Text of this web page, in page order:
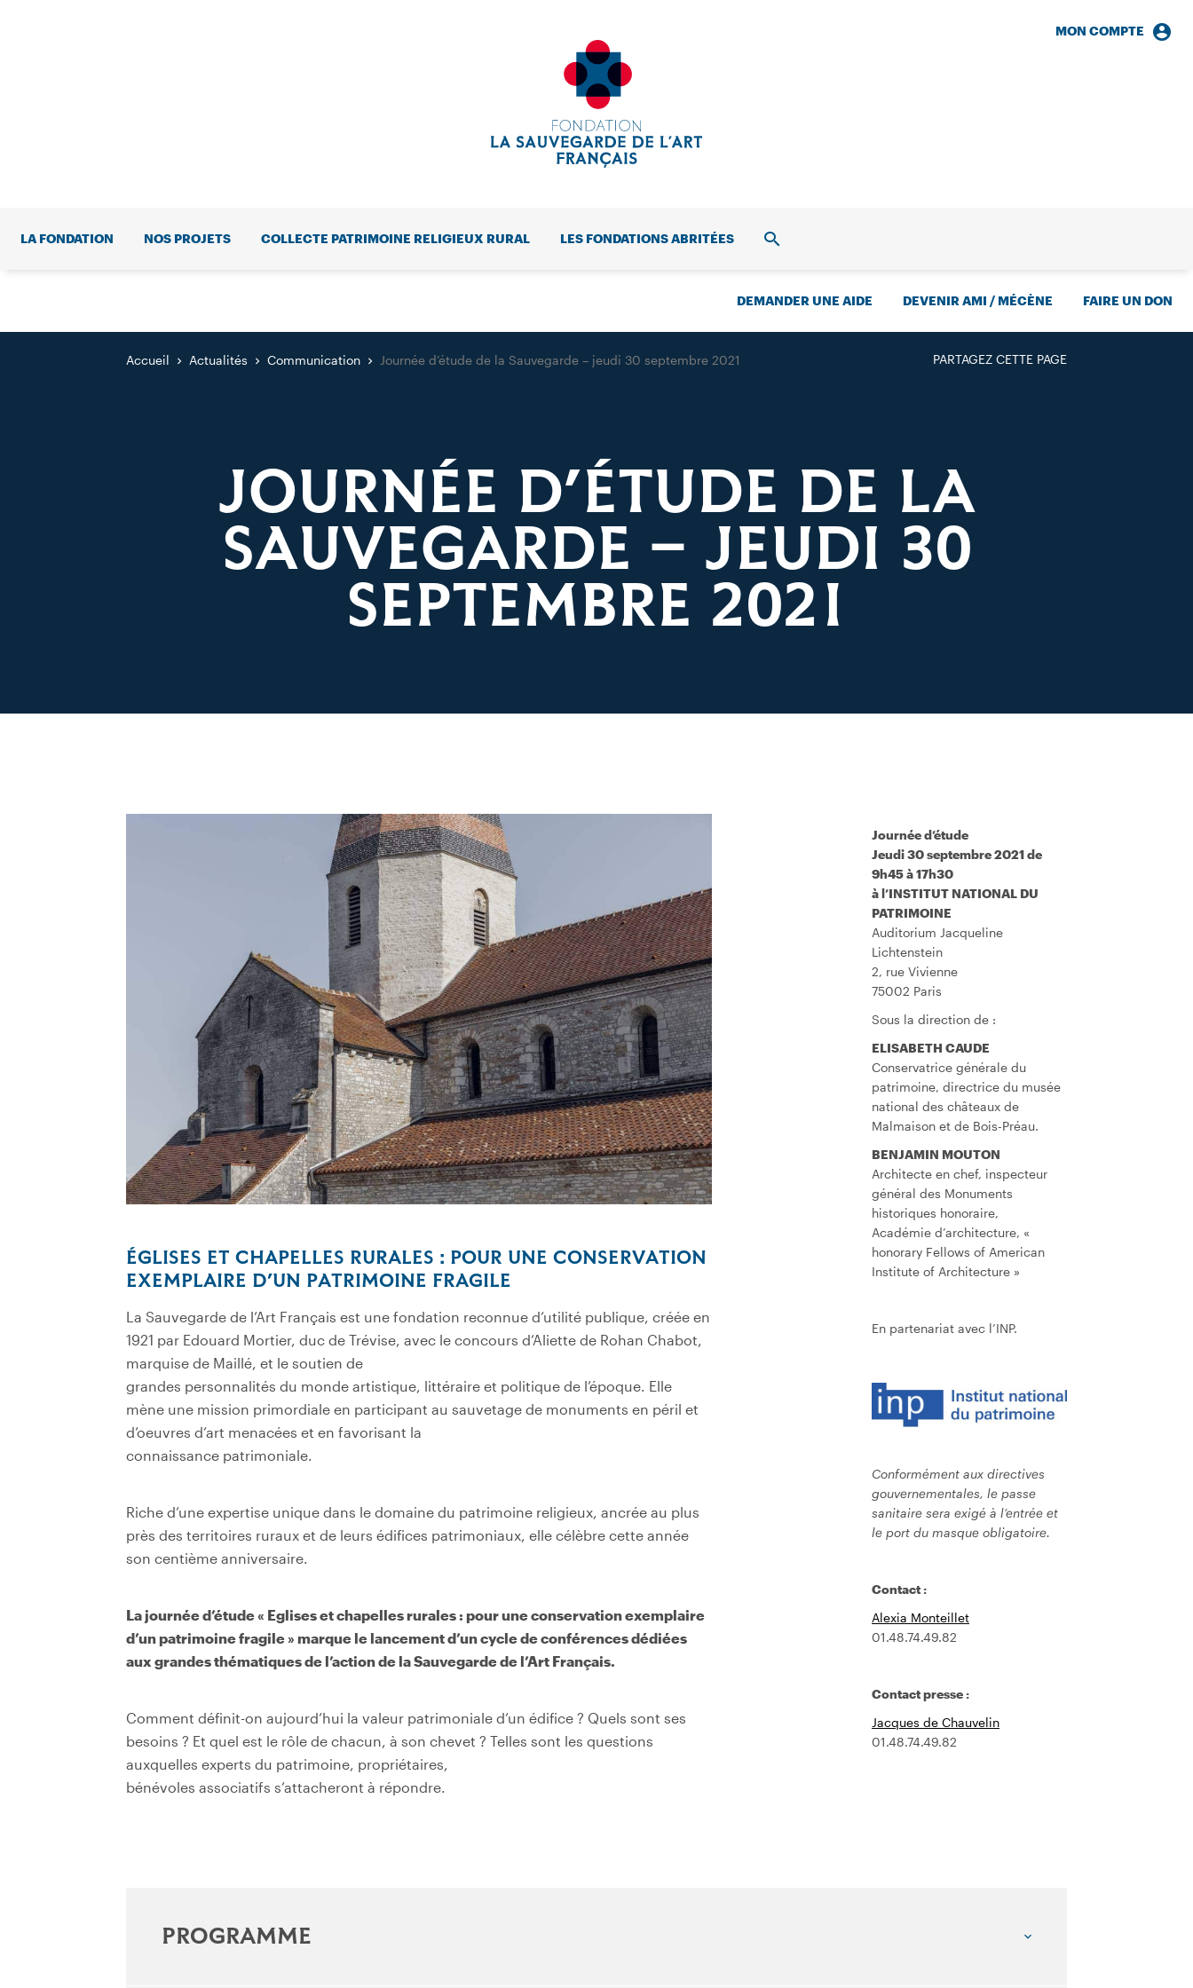
MON COMPTE
LA FONDATION NOS PROJETS COLLECTE PATRIMOINE RELIGIEUX RURAL LES FONDATIONS ABRITÉES RECHERCHE
DEMANDER UNE AIDE DEVENIR AMI / MÉCÈNE FAIRE UN DON
PARTAGEZ CETTE PAGE
Accueil Actualités Communication Journée d’étude de la Sauvegarde – jeudi 30 septembre 2021
JOURNÉE D’ÉTUDE DE LA
SAUVEGARDE – JEUDI 30
SEPTEMBRE 2021
ÉGLISES ET CHAPELLES RURALES : POUR UNE CONSERVATION
EXEMPLAIRE D’UN PATRIMOINE FRAGILE
La Sauvegarde de l’Art Français est une fondation reconnue d’utilité publique, créée en
1921 par Edouard Mortier, duc de Trévise, avec le concours d’Aliette de Rohan Chabot,
marquise de Maillé, et le soutien de
grandes personnalités du monde artistique, littéraire et politique de l’époque. Elle
mène une mission primordiale en participant au sauvetage de monuments en péril et
d’oeuvres d’art menacées et en favorisant la
connaissance patrimoniale.
Riche d’une expertise unique dans le domaine du patrimoine religieux, ancrée au plus
près des territoires ruraux et de leurs édifices patrimoniaux, elle célèbre cette année
son centième anniversaire.
La journée d’étude « Eglises et chapelles rurales : pour une conservation exemplaire
d’un patrimoine fragile » marque le lancement d’un cycle de conférences dédiées
aux grandes thématiques de l’action de la Sauvegarde de l’Art Français.
Comment définit-on aujourd’hui la valeur patrimoniale d’un édifice ? Quels sont ses
besoins ? Et quel est le rôle de chacun, à son chevet ? Telles sont les questions
auxquelles experts du patrimoine, propriétaires,
bénévoles associatifs s’attacheront à répondre.
Journée d’étude
Jeudi 30 septembre 2021 de
9h45 à 17h30
à l’INSTITUT NATIONAL DU
PATRIMOINE
Auditorium Jacqueline
Lichtenstein
2, rue Vivienne
75002 Paris
Sous la direction de :
ELISABETH CAUDE
Conservatrice générale du
patrimoine, directrice du musée
national des châteaux de
Malmaison et de Bois-Préau.
BENJAMIN MOUTON
Architecte en chef, inspecteur
général des Monuments
historiques honoraire,
Académie d’architecture, «
honorary Fellows of American
Institute of Architecture »
En partenariat avec l’INP.
Conformément aux directives
gouvernementales, le passe
sanitaire sera exigé à l’entrée et
le port du masque obligatoire.
Contact :
Alexia Monteillet
01.48.74.49.82
Contact presse :
Jacques de Chauvelin
01.48.74.49.82
Programme